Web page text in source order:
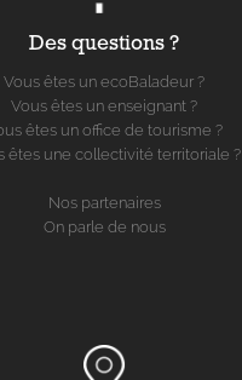
Des questions ?
Vous êtes un ecoBaladeur ?
Vous êtes un enseignant ?
êtes un office de tourisme ?
êtes une collectivité territoriale ?
Nos partenaires
On parle de nous